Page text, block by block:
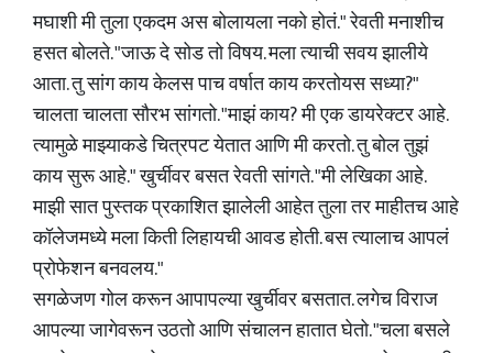
मघाशी मी तुला एकदम अस बोलायला नको होतं." रेवती मनाशीच
हसत बोलते. "जाऊ दे सोड तो विषय. मला त्याची सवय झालीये
आता. तु सांग काय केलस पाच वर्षात काय करतोयस सध्या?"
चालता चालता सौरभ सांगतो. "माझं काय? मी एक डायरेक्टर आहे.
त्यामुळे माझ्याकडे चित्रपट येतात आणि मी करतो. तु बोल तुझं
काय सुरू आहे." खुर्चीवर बसत रेवती सांगते. "मी लेखिका आहे.
माझी सात पुस्तक प्रकाशित झालेली आहेत तुला तर माहीतच आहे
कॉलेजमध्ये मला किती लिहायची आवड होती. बस त्यालाच आपलं
प्रोफेशन बनवलय."
सगळेजण गोल करून आपापल्या खुर्चीवर बसतात. लगेच विराज
आपल्या जागेवरून उठतो आणि संचालन हातात घेतो. "चला बसले